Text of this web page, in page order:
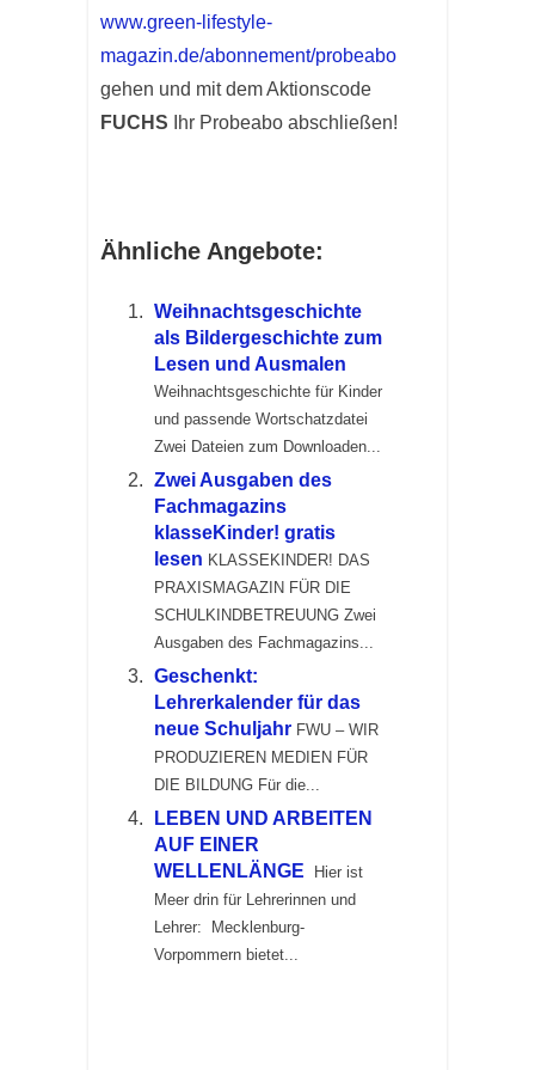
www.green-lifestyle-
magazin.de/abonnement/probeabo
gehen und mit dem Aktionscode
FUCHS Ihr Probeabo abschließen!
Ähnliche Angebote:
Weihnachtsgeschichte
als Bildergeschichte zum
Lesen und Ausmalen
Weihnachtsgeschichte für Kinder
und passende Wortschatzdatei
Zwei Dateien zum Downloaden...
Zwei Ausgaben des
Fachmagazins
klasseKinder! gratis
lesen KLASSEKINDER! DAS
PRAXISMAGAZIN FÜR DIE
SCHULKINDBETREUUNG Zwei
Ausgaben des Fachmagazins...
Geschenkt:
Lehrerkalender für das
neue Schuljahr FWU – WIR
PRODUZIEREN MEDIEN FÜR
DIE BILDUNG Für die...
LEBEN UND ARBEITEN
AUF EINER
WELLENLÄNGE
Hier ist
Meer drin für Lehrerinnen und
Lehrer: Mecklenburg-
Vorpommern bietet...